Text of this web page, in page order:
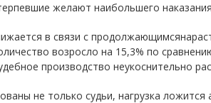
желают наибольшего
в связи с
возросло на 15,3% по
производство неукоснительно
не только судьи, нагрузка